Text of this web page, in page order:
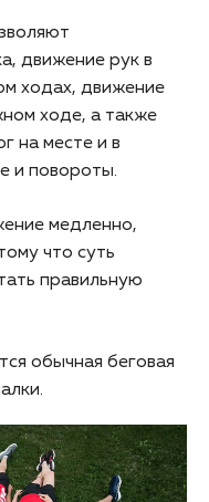
движение рук в
ходах, движение
ходе, а также
на месте и в
и повороты.
медленно,
что суть
правильную
обычная беговая